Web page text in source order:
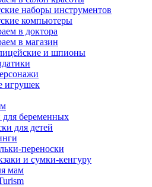
наборы инструментов
компьютеры
в доктора
в магазин
и шпионы
игрушек
беременных
для детей
переноски
и сумки-кенгуру
мам